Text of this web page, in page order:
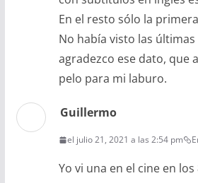
En el resto sólo la
No había visto las
agradezco ese dato, que
pelo para mi laburo.
Guillermo
el julio 21, 2021 a las 2:54 pm
Yo vi una en el cine en